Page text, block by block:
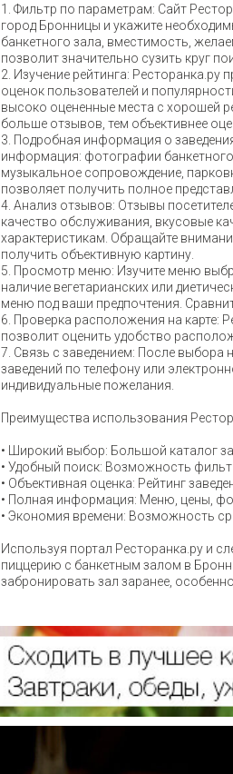
1. Фильтр по параметрам: Сайт
город Бронницы и укажите
банкетного зала, вместимость,
позволит значительно сузить круг
2. Изучение рейтинга: Ресторанка.ру
оценок пользователей и
высоко оцененные места с хорошей
больше отзывов, тем объективнее
3. Подробная информация о
информация: фотографии
музыкальное сопровождение,
позволяет получить полное
4. Анализ отзывов: Отзывы
качество обслуживания, вкусовые
характеристикам. Обращайте
получить объективную картину.
5. Просмотр меню: Изучите меню
наличие вегетарианских или
меню под ваши предпочтения.
6. Проверка расположения на карте:
позволит оценить удобство
7. Связь с заведением: После выбора
заведений по телефону или
индивидуальные пожелания.
Преимущества использования
• Широкий выбор: Большой каталог
• Удобный поиск: Возможность
• Объективная оценка: Рейтинг
• Полная информация: Меню, цены,
• Экономия времени: Возможность
Используя портал Ресторанка.ру и
пиццерию с банкетным залом в
забронировать зал заранее,